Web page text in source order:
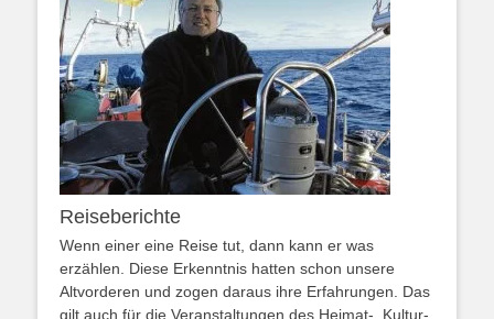
Reiseberichte
Wenn einer eine Reise tut, dann kann er was
erzählen. Diese Erkenntnis hatten schon unsere
Altvorderen und zogen daraus ihre Erfahrungen. Das
gilt auch für die Veranstaltungen des Heimat-, Kultur-